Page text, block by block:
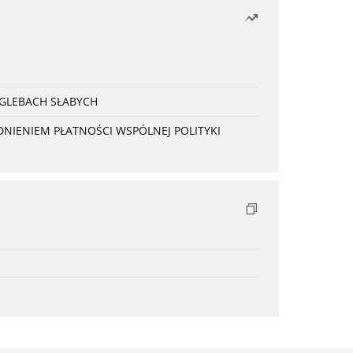
SŁABYCH
PŁATNOŚCI WSPÓLNEJ POLITYKI